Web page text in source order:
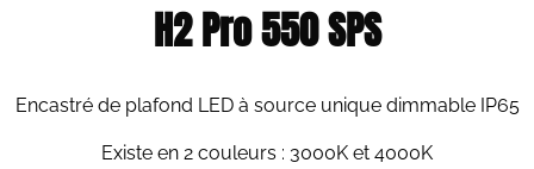
H2 Pro 550 SPS
Encastré de plafond LED à source unique dimmable IP65
Existe en 2 couleurs : 3000K et 4000K